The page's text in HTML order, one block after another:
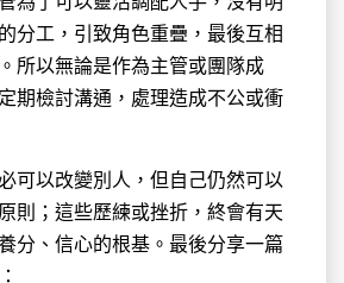
分工，引致角色重疊，最後互相
所以無論是作為主管或團隊成
期檢討溝通，處理造成不公或衝
可以改變別人，但自己仍然可以
則；這些歷練或挫折，終會有天
分、信心的根基。最後分享一篇